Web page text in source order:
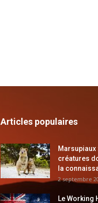
Articles populaires
créatures
la
2 septembre
Le Working